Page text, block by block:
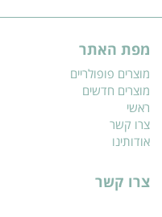
מפת האתר
מוצרים פופולריים
מוצרים חדשים
ראשי
צרו קשר
אודותינו
צרו קשר